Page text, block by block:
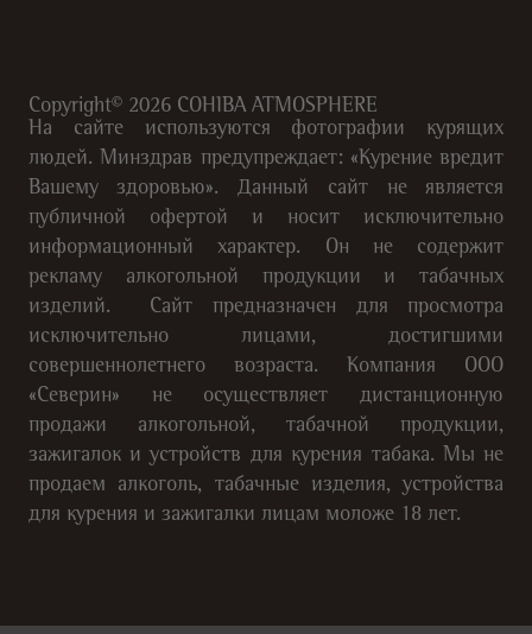
Copyright© 2026COHIBA ATMOSPHERE
На сайте используются фотографии курящих
людей. Минздрав предупреждает: «Курение вредит
Вашему здоровью». Данный сайт не является
публичной офертой и носит исключительно
информационный характер. Он не содержит
рекламу алкогольной продукции и табачных
изделий. Сайт предназначен для просмотра
исключительно лицами, достигшими
совершеннолетнего возраста. Компания ООО
«Северин» не осуществляет дистанционную
продажи алкогольной, табачной продукции,
зажигалок и устройств для курения табака. Мы не
продаем алкоголь, табачные изделия, устройства
для курения и зажигалки лицам моложе 18 лет.